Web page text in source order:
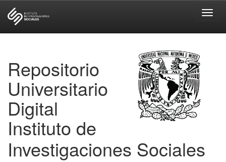
Repositorio
Universitario
Digital
Instituto de
Investigaciones Sociales